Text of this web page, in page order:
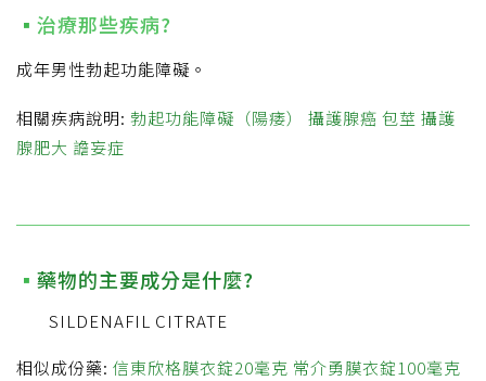
治療那些疾病?
成年男性勃起功能障礙。
相關疾病說明: 勃起功能障礙（陽痿） 攝護腺癌 包莖 攝護
腺肥大 譫妄症
藥物的主要成分是什麼?
SILDENAFIL CITRATE
相似成份藥: 信東欣格膜衣錠20毫克 常介勇膜衣錠100毫克